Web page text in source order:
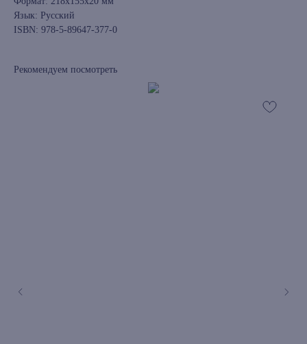
Язык: Русский
ISBN: 978-5-89647-377-0
Рекомендуем посмотреть